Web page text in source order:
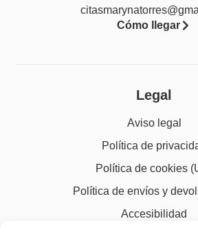
Cómo llegar
Legal
Aviso legal
Política de
Política de cookies
Política de envíos y
Accesibilidad